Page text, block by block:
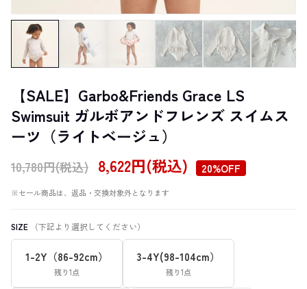
【SALE】Garbo&Friends Grace LS
Swimsuit ガルボアンドフレンズ スイムス
ーツ（ライトベージュ）
10,780円(税込) 8,622円(税込) 20%OFF
※セール商品は、返品・交換対象外となります
SIZE （下記より選択してください）
1-2Y（86-92cm）
残り1点
3-4Y(98-104cm）
残り1点